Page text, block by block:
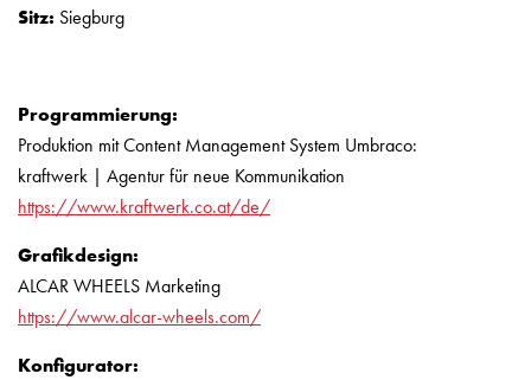
Sitz: Siegburg
Programmierung:
Produktion mit Content Management System Umbraco:
kraftwerk | Agentur für neue Kommunikation
https://www.kraftwerk.co.at/de/
Grafikdesign:
ALCAR WHEELS Marketing
https://www.alcar-wheels.com/
Konfigurator: